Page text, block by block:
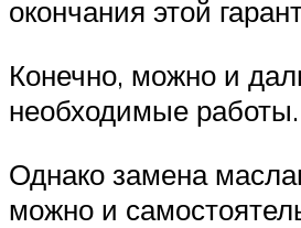
окончания этой
Конечно, можно и
необходимые работы.
Однако замена
можно и